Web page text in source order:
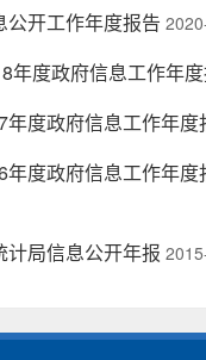
开工作年度报告
年度政府信息工作年
年度政府信息工作年度
年度政府信息工作年度
局信息公开年报